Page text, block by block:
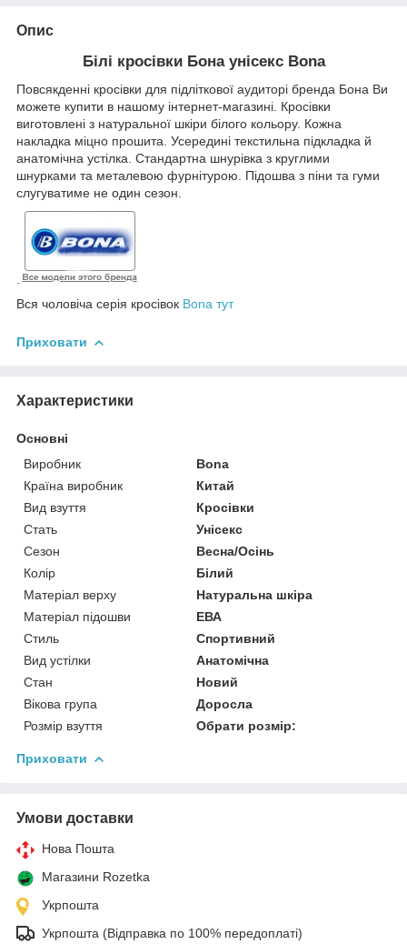
Опис
Білі кросівки Бона унісекс Bona
Повсякденні кросівки для підліткової аудиторі бренда Бона Ви
можете купити в нашому інтернет-магазині. Кросівки
виготовлені з натуральної шкіри білого кольору. Кожна
накладка міцно прошита. Усередині текстильна підкладка й
анатомічна устілка. Стандартна шнурівка з круглими
шнурками та металевою фурнітурою. Підошва з піни та гуми
слугуватиме не один сезон.
Вся чоловіча серія кросівок Bona тут
Приховати
Характеристики
Основні
Виробник
Bona
Країна виробник
Китай
Вид взуття
Кросівки
Стать
Унісекс
Сезон
Весна/Осінь
Колір
Білий
Матеріал верху
Натуральна шкіра
Матеріал підошви
ЕВА
Стиль
Спортивний
Вид устілки
Анатомічна
Стан
Новий
Вікова група
Доросла
Розмір взуття
Обрати розмір:
Приховати
Умови доставки
Нова Пошта
Магазини Rozetka
Укрпошта
Укрпошта (Відправка по 100% передоплаті)